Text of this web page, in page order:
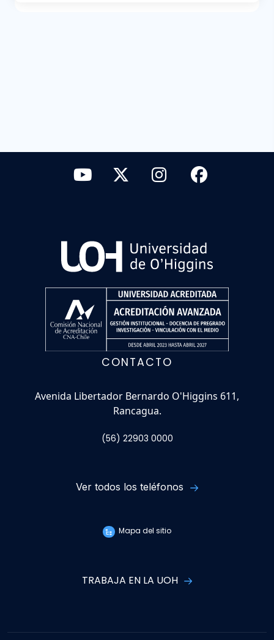
CONTACTO
Avenida Libertador Bernardo O'Higgins 611,
Rancagua.
(56) 22903 0000
Ver todos los teléfonos
Mapa del sitio
TRABAJA EN LA UOH